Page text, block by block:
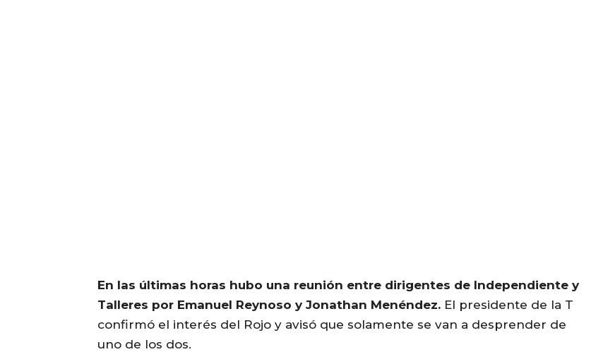
En las últimas horas hubo una reunión entre dirigentes de Independiente y
Talleres por Emanuel Reynoso y Jonathan Menéndez. El presidente de la T
confirmó el interés del Rojo y avisó que solamente se van a desprender de
uno de los dos.